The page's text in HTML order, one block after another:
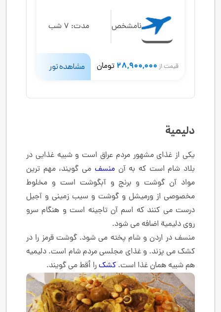
نامشخص مدت: 7 شب
قیمت از 28,900,000 تومان مشاهده تور
دلیمیة
یکی از غذای مشهور مردم عراق است و شبیه غذایی در
بلاد شام است که به آنمنسف می گویند، مهم ترین
مواد آن گوشت و برنج و آبگوشت است و مخلوط
مخصوصی از ورمیشل و گوشت و سیب زمینی و آجیل
درست می کنند که اسم آن تاجینه است و هنگام سرو
روی دلیمیة اضافه می شود.
منسف در اردن و شام پخته می شود. گوشت قرمز را در
کشک می پزند. و غذای مجلسی مردم شام است. دلیمیه
هم شبیه همان غذا است. کشکرا أقط می گویند.